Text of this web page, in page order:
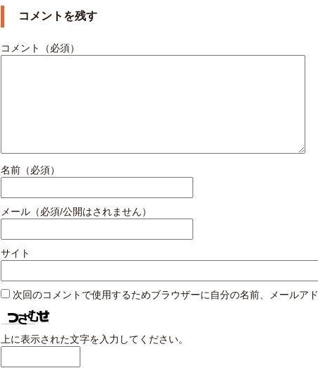
コメントを残す
コメント（必須）
名前（必須）
メール（必須/公開はされません）
サイト
次回のコメントで使用するためブラウザーに自分の名前、メールア
上に表示された文字を入力してください。